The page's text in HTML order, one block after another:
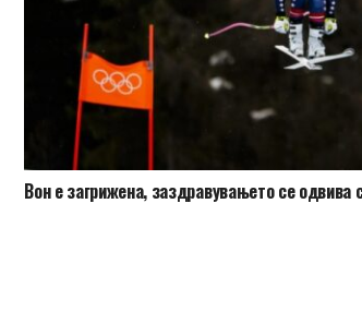
Вон е загрижена, заздравувањето се одвива